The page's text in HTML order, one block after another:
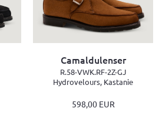
Camaldulenser
R.58-VWK.RF-2Z-GJ
Hydrovelours, Kastanie
598,00 EUR